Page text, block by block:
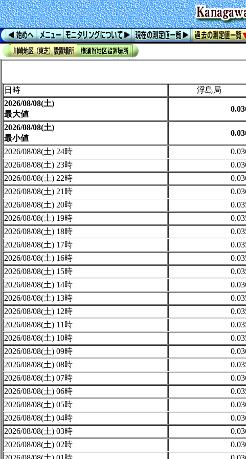
日時 浮島局
2026/08/08(土)
最大値
2026/08/08(土)
最小値
2026/08/08(土) 24時
2026/08/08(土) 23時
2026/08/08(土) 22時
2026/08/08(土) 21時
2026/08/08(土) 20時
2026/08/08(土) 19時
2026/08/08(土) 18時
2026/08/08(土) 17時
2026/08/08(土) 16時
2026/08/08(土) 15時
2026/08/08(土) 14時
2026/08/08(土) 13時
2026/08/08(土) 12時
2026/08/08(土) 11時
2026/08/08(土) 10時
2026/08/08(土) 09時
2026/08/08(土) 08時
2026/08/08(土) 07時
2026/08/08(土) 06時
2026/08/08(土) 05時
2026/08/08(土) 04時
2026/08/08(土) 03時
2026/08/08(土) 02時